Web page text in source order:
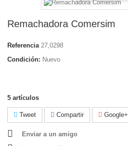
Remachadora Comersim
Referencia 27,0298
Condición: Nuevo
5 artículos
Tweet Compartir Google+
Enviar a un amigo